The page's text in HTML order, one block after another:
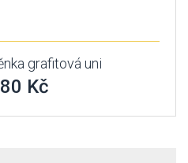
grafitová uni
Kč